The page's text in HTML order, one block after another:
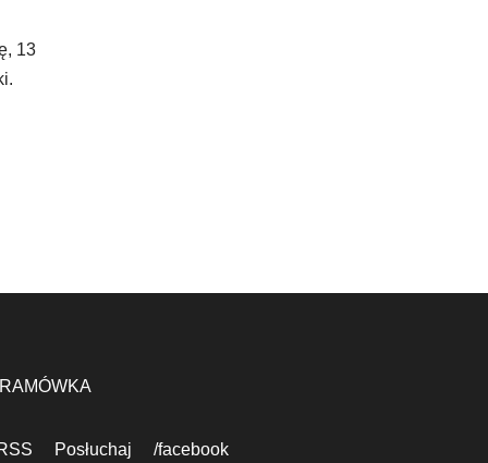
13
RAMÓWKA
Posłuchaj /facebook